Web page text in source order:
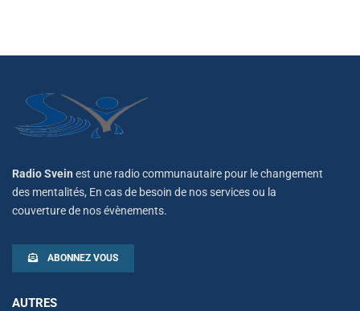
Radio Svein est une radio communautaire pour le changement
des mentalités, En cas de besoin de nos services ou la
couverture de nos évènements.
ABONNEZ VOUS
AUTRES